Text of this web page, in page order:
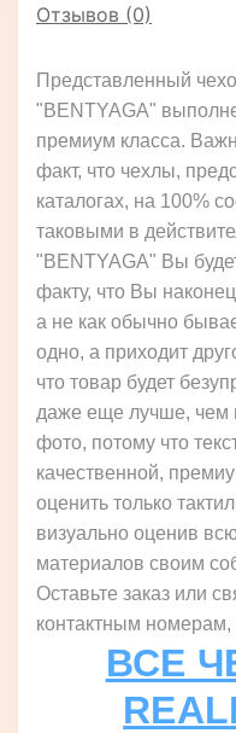
Отзывов (0)
Представленный
"BENTYAGA"
премиум класса.
факт, что чехлы,
каталогах, на 100%
таковыми в
"BENTYAGA" Вы
факту, что Вы
а не как обычно
одно, а приходит
что товар будет
даже еще лучше, чем
фото, потому что
качественной,
оценить только
визуально оценив
материалов своим
Оставьте заказ или
контактным номерам,
ВСЕ